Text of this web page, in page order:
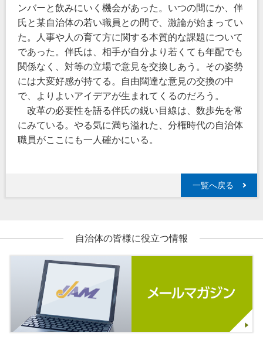
ンバーと飲みにいく機会があった。いつの間にか、伴
氏と某自治体の若い職員との間で、激論が始まってい
た。人事や人の育て方に関する本質的な課題について
であった。伴氏は、相手が自分より若くても年配でも
関係なく、対等の立場で意見を交換しあう。その姿勢
には大変好感が持てる。自由闊達な意見の交換の中
で、よりよいアイデアが生まれてくるのだろう。
改革の必要性を語る伴氏の鋭い目線は、数歩先を常
にみている。やる気に満ち溢れた、分権時代の自治体
職員がここにも一人確かにいる。
一覧へ戻る
自治体の皆様に役立つ情報